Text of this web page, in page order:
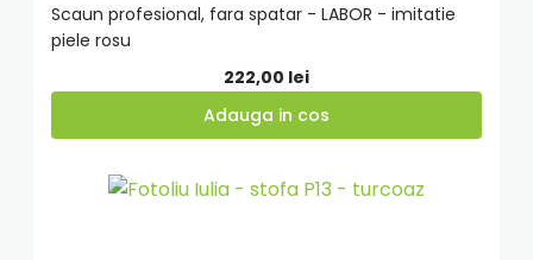
Scaun profesional, fara spatar - LABOR - imitatie
piele rosu
222,00 lei
Adauga in cos
Adauga